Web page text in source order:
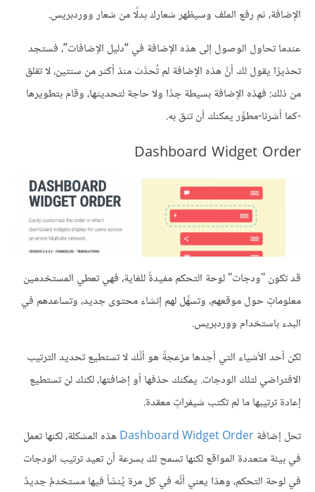
الإضافة، ثم رفع الملف وسيظهر شعارك بدلًا من شعار ووردبريس.
عندما تحاول الوصول إلى هذه الإضافة في “دليل الإضافات”، فستجد
تحذيرًا يقول لك أنَّ هذه الإضافة لم تُحدَّث منذ أكثر من سنتين، لا تقلق
من ذلك: فهذه الإضافة بسيطة جدًا ولا حاجة لتحديثها، وقام بتطويرها
-كما أشرنا-مطوِّر يمكنك أن تثق به.
Dashboard Widget Order
قد تكون "ودجات" لوحة التحكم مفيدةً للغاية، فهي تعطي المستخدمين
معلوماتٍ حول موقعهم، وتسهِّل لهم إنشاء محتوى جديد، وتساعدهم في
البدء باستخدام ووردبريس.
لكن أحد الأشياء التي أجدها مزعجةً هو أنَّك لا تستطيع تحديد الترتيب
الافتراضي لتلك الودجات. يمكنك حذفها أو إضافتها، لكنك لن تستطيع
إعادة ترتيبها ما لم تكتب شيفراتٍ معقدة.
تحل إضافةDashboard Widget Orderهذه المشكلة، لكنها تعمل
في بيئة متعددة المواقع لكنها تسمح لك بسرعة أن تعيد ترتيب الودجات
في لوحة التحكم، وهذا يعني أنَّه في كل مرة يُنشَأ فيها مستخدمٌ جديدٌ